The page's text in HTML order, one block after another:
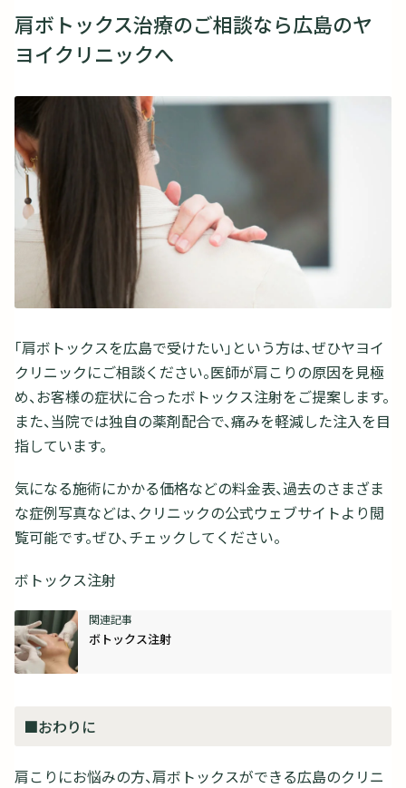
肩ボトックス治療のご相談なら広島のヤ
ヨイクリニックへ
「肩ボトックスを広島で受けたい」という方は、ぜひヤヨイ
クリニックにご相談ください。医師が肩こりの原因を見極
め、お客様の症状に合ったボトックス注射をご提案します。
また、当院では独自の薬剤配合で、痛みを軽減した注入を目
指しています。
気になる施術にかかる価格などの料金表、過去のさまざま
な症例写真などは、クリニックの公式ウェブサイトより閲
覧可能です。ぜひ、チェックしてください。
ボトックス注射
ボトックス注射
■おわりに
肩こりにお悩みの方、肩ボトックスができる広島のクリニ